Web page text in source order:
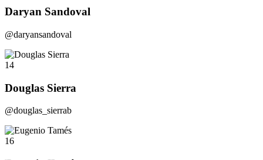
Daryan Sandoval
@daryansandoval
14
Douglas Sierra
@douglas_sierrab
16